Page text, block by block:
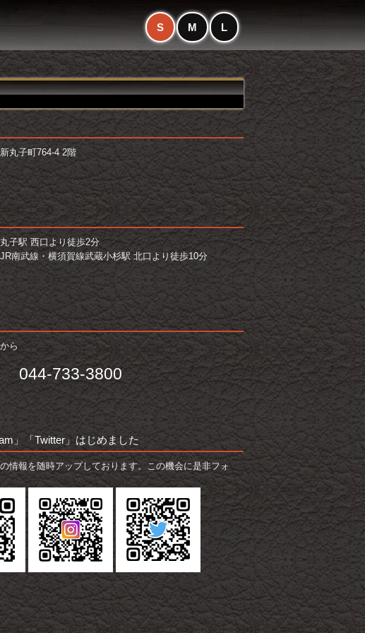
S M L
丸子町764-4 2階
子駅 西口より徒歩2分
南武線・横須賀線武蔵小杉駅 北口より徒歩10分
ら
044-733-3800
」「Twitter」はじめました
情報を随時アップしております。この機会に是非フォ